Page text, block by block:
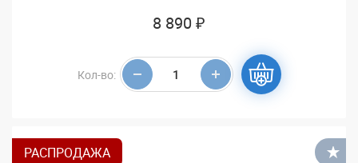
8 890 ₽
Кол-во:
РАСПРОДАЖА